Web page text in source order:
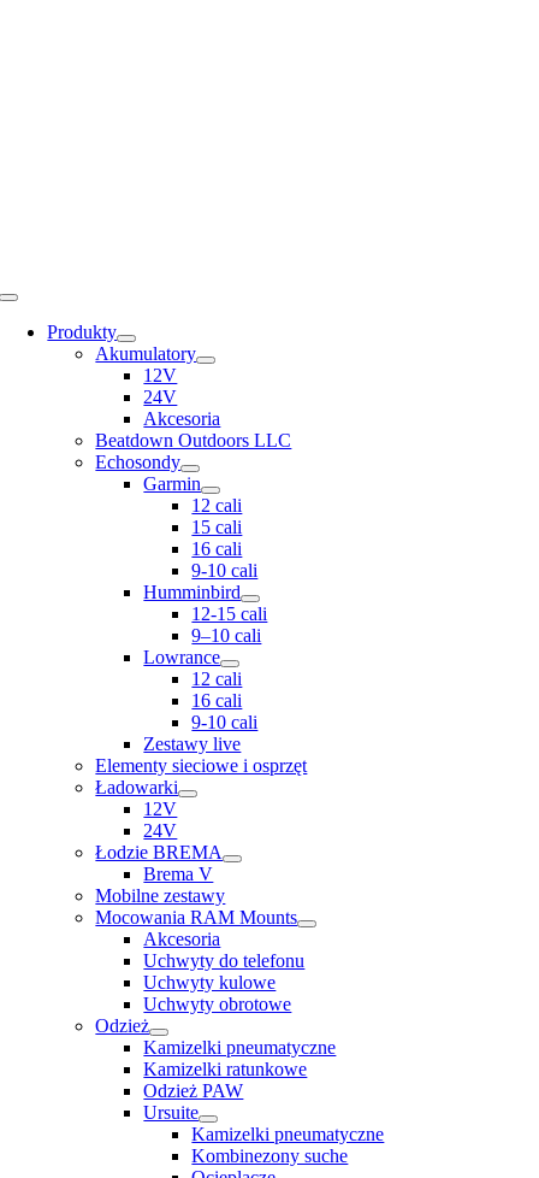
Toggle
NavigationProdukty
Akumulatory
12V
24V
Akcesoria
Beatdown Outdoors LLC
Echosondy
Garmin
12 cali
15 cali
16 cali
9-10 cali
Humminbird
12-15 cali
9–10 cali
Lowrance
12 cali
16 cali
9-10 cali
Zestawy live
Elementy sieciowe i osprzęt
Ładowarki
12V
24V
Łodzie BREMA
Brema V
Mobilne zestawy
Mocowania RAM Mounts
Akcesoria
Uchwyty do telefonu
Uchwyty kulowe
Uchwyty obrotowe
Odzież
Kamizelki pneumatyczne
Kamizelki ratunkowe
Odzież PAW
Ursuite
Kamizelki pneumatyczne
Kombinezony suche